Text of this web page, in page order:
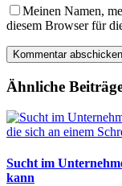
Meinen Namen,
diesem Browser für
Kommentar abschicken
Ähnliche
Sucht im
kann